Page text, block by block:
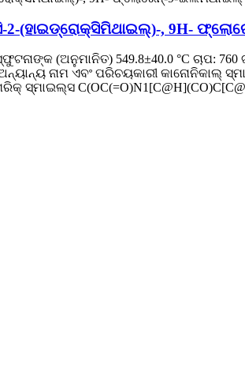
2-(ହାଇଡ୍ରୋକ୍ସିମିଥାଇଲ୍)-, 9H-
(ଅନୁମାନିତ) 549.8±40.0 °C ଚାପ: 760 ଟର୍
ଅନ୍ୟାନ୍ୟ ନାମ ଏବଂ ପରିଚୟକାରୀ କାନୋନିକାଲ୍
ସ୍ମାଇଲ୍ସ